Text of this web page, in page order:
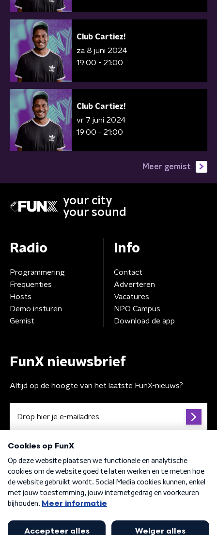
Club Cartiez!
za 8 juni 2024
19:00 - 21:00
Club Cartiez!
vr 7 juni 2024
19:00 - 21:00
Meer gemist
your city
your sound
Radio
Programmering
Frequenties
Hosts
Demo insturen
Gemist
Info
Contact
Adverteren
Vacatures
NPO Campus
Download de app
FunX nieuwsbrief
Altijd op de hoogte van het laatste FunX-nieuws?
Algemene voorwaarden Privacybeleid